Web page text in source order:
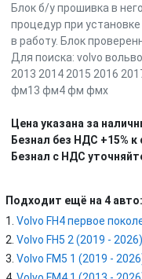
Блок б/у прошивка в
процедур при
в работу. Блок
Для поиска: volvo
2013 2014 2015 2016
фм13 фм4 фм фмх
Цена указана за
Безнал без НДС +15%
Безнал с НДС
Подходит ещё на 4 авто:
Volvo FH4 первое
Volvo FH5 2 (2019 - 2026)
Volvo FM5 1 (2019 -